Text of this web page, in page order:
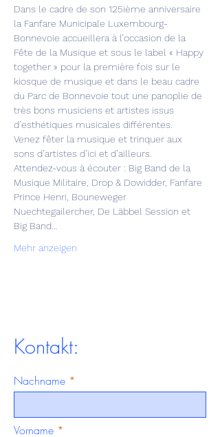
Dans le cadre de son 125ième anniversaire
la Fanfare Municipale Luxembourg-
Bonnevoie accueillera à l’occasion de la
Fête de la Musique et sous le label « Happy
together » pour la première fois sur le
kiosque de musique et dans le beau cadre
du Parc de Bonnevoie tout une panoplie de
très bons musiciens et artistes issus
d’esthétiques musicales différentes.
Venez fêter la musique et trinquer aux
sons d’artistes d’ici et d’ailleurs.
Attendez-vous à écouter : Big Band de la
Musique Militaire, Drop & Dowidder, Fanfare
Prince Henri, Bouneweger
Nuechtegailercher, De Läbbel Session et
Big Band…
Mehr anzeigen
Kontakt:
Nachname
Vorname